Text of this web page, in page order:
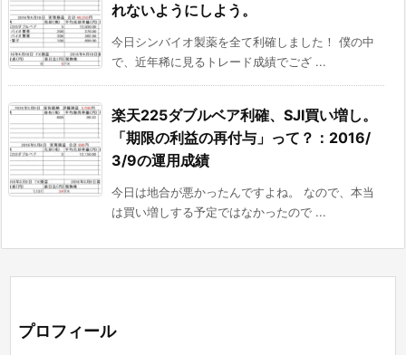
れないようにしよう。
今日シンバイオ製薬を全て利確しました！ 僕の中
で、近年稀に見るトレード成績でござ ...
楽天225ダブルベア利確、SJI買い増し。
「期限の利益の再付与」って？：2016/
3/9の運用成績
今日は地合が悪かったんですよね。 なので、本当
は買い増しする予定ではなかったので ...
プロフィール